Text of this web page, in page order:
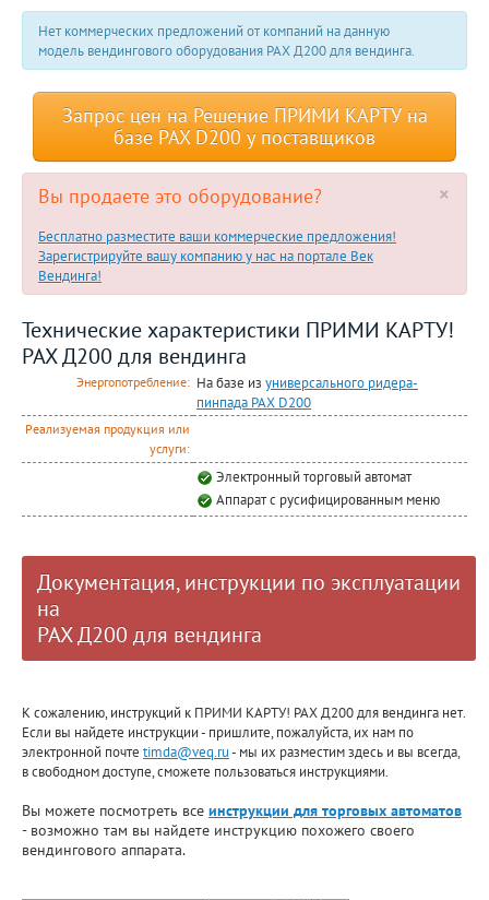
Нет коммерческих предложений от компаний на данную
модель вендингового оборудования PAX Д200 для вендинга.
Запрос цен на Решение ПРИМИ КАРТУ на
базе PAX D200 у поставщиков
×
Вы продаете это оборудование?
Бесплатно разместите ваши коммерческие предложения!
Зарегистрируйте вашу компанию у нас на портале Век
Вендинга!
Технические характеристики ПРИМИ КАРТУ!
PAX Д200 для вендинга
Энергопотребление: На базе из универсального ридера-
пинпада PAX D200
Реализуемая продукция или
услуги:
Электронный торговый автомат
Аппарат с русифицированным меню
Документация, инструкции по эксплуатации
на
PAX Д200 для вендинга
К сожалению, инструкций к ПРИМИ КАРТУ! PAX Д200 для вендинга нет.
Если вы найдете инструкции - пришлите, пожалуйста, их нам по
электронной почте timda@veq.ru- мы их разместим здесь и вы всегда,
в свободном доступе, сможете пользоваться инструкциями.
Вы можете посмотреть все инструкции для торговых автоматов
- возможно там вы найдете инструкцию похожего своего
вендингового аппарата.